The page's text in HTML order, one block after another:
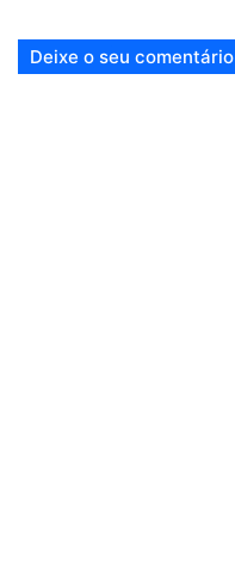
Deixe o seu comentário